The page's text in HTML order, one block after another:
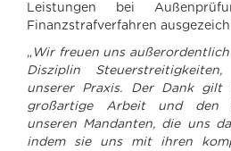
Leistungen bei
Finanzstrafverfahren
„ Wir freuen uns
Disziplin
unserer Praxis. Der Dank gilt
großartige Arbeit und den
unseren Mandanten, die uns
indem sie uns mit ihren